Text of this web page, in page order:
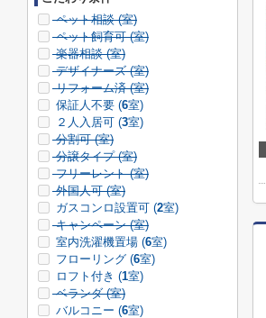
ペット相談 (室)
ペット飼育可 (室)
楽器相談 (室)
デザイナーズ (室)
リフォーム済 (室)
保証人不要 (6室)
２人入居可 (3室)
分割可 (室)
分譲タイプ (室)
フリーレント (室)
外国人可 (室)
ガスコンロ設置可 (2室)
キャンペーン (室)
室内洗濯機置場 (6室)
フローリング (6室)
ロフト付き (1室)
ベランダ (室)
バルコニー (6室)